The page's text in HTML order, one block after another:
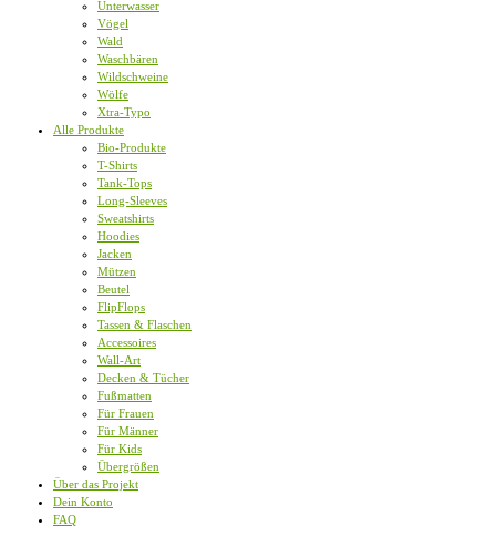
Unterwasser
Vögel
Wald
Waschbären
Wildschweine
Wölfe
Xtra-Typo
Alle Produkte
Bio-Produkte
T-Shirts
Tank-Tops
Long-Sleeves
Sweatshirts
Hoodies
Jacken
Mützen
Beutel
FlipFlops
Tassen & Flaschen
Accessoires
Wall-Art
Decken & Tücher
Fußmatten
Für Frauen
Für Männer
Für Kids
Übergrößen
Über das Projekt
Dein Konto
FAQ